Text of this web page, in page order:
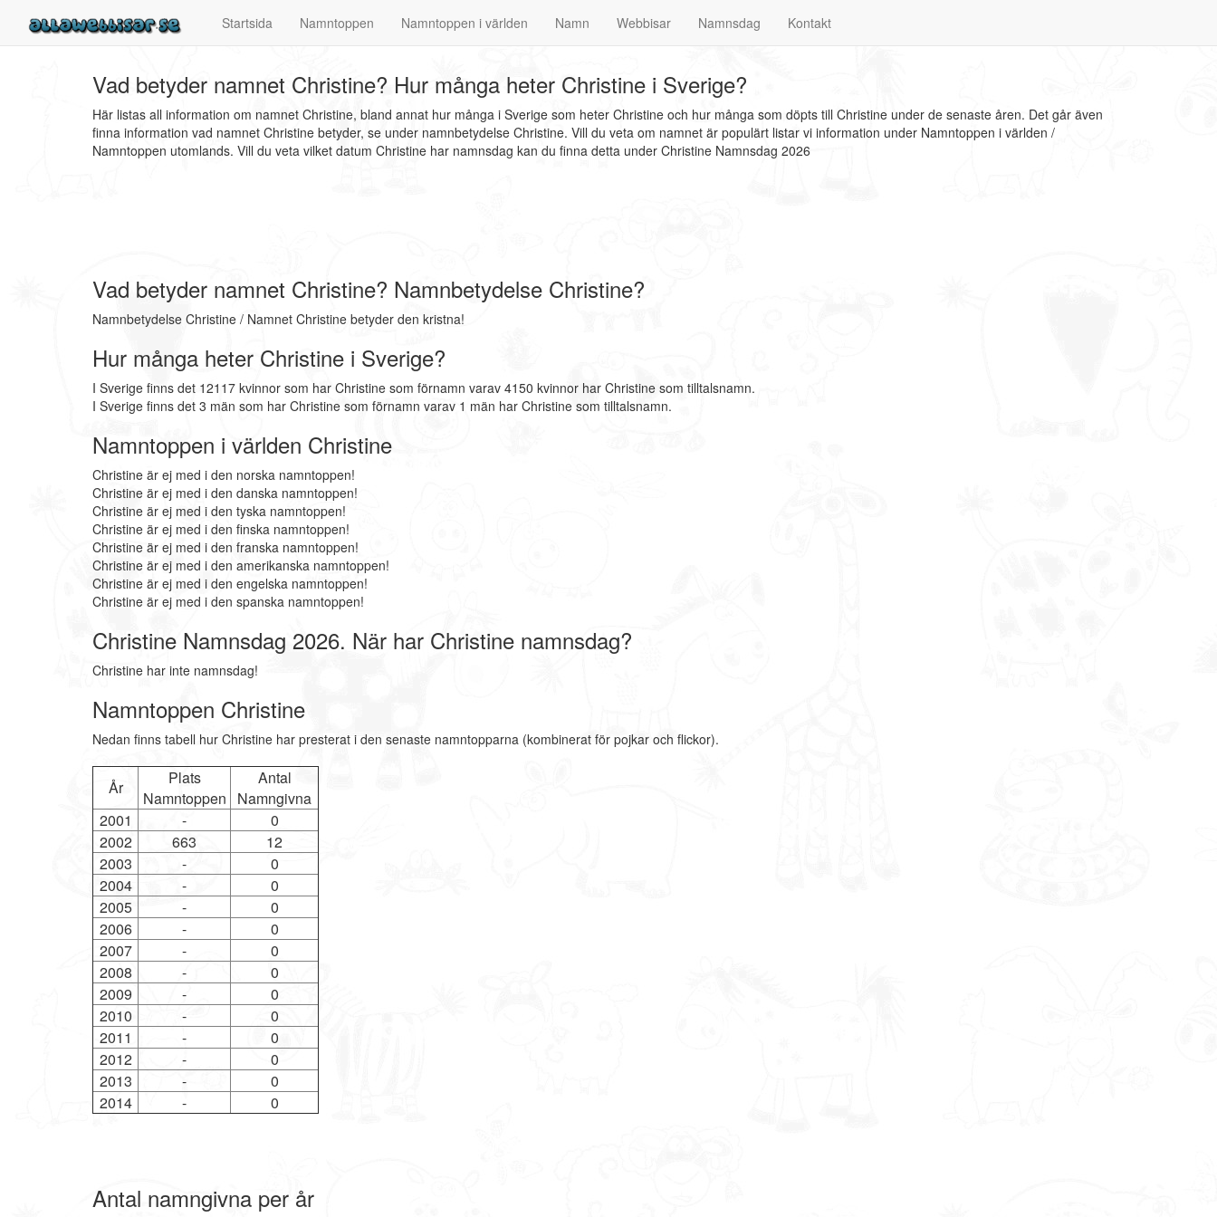
Startsida Namntoppen Namntoppen i världen Namn Webbisar Namnsdag Kontakt
Vad betyder namnet Christine? Hur många heter Christine i Sverige?
Här listas all information om namnet Christine, bland annat hur många i Sverige som heter Christine och hur många som döpts till Christine under de senaste åren. Det går även
finna information vad namnet Christine betyder, se under namnbetydelse Christine. Vill du veta om namnet är populärt listar vi information under Namntoppen i världen /
Namntoppen utomlands. Vill du veta vilket datum Christine har namnsdag kan du finna detta under Christine Namnsdag 2026
Vad betyder namnet Christine? Namnbetydelse Christine?
Namnbetydelse Christine / Namnet Christine betyder den kristna!
Hur många heter Christine i Sverige?
I Sverige finns det 12117 kvinnor som har Christine som förnamn varav 4150 kvinnor har Christine som tilltalsnamn.
I Sverige finns det 3 män som har Christine som förnamn varav 1 män har Christine som tilltalsnamn.
Namntoppen i världen Christine
Christine är ej med i den norska namntoppen!
Christine är ej med i den danska namntoppen!
Christine är ej med i den tyska namntoppen!
Christine är ej med i den finska namntoppen!
Christine är ej med i den franska namntoppen!
Christine är ej med i den amerikanska namntoppen!
Christine är ej med i den engelska namntoppen!
Christine är ej med i den spanska namntoppen!
Christine Namnsdag 2026. När har Christine namnsdag?
Christine har inte namnsdag!
Namntoppen Christine
Nedan finns tabell hur Christine har presterat i den senaste namntopparna (kombinerat för pojkar och flickor).
År
Plats
Namntoppen
Antal
Namngivna
2001
-
0
2002
663
12
2003
-
0
2004
-
0
2005
-
0
2006
-
0
2007
-
0
2008
-
0
2009
-
0
2010
-
0
2011
-
0
2012
-
0
2013
-
0
2014
- 0
Antal namngivna per år